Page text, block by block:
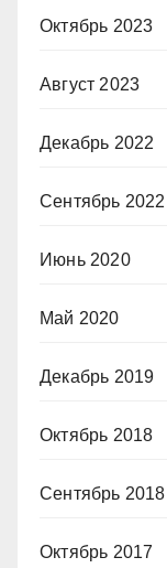
Октябрь 2023
Август 2023
Декабрь 2022
Сентябрь 2022
Июнь 2020
Май 2020
Декабрь 2019
Октябрь 2018
Сентябрь 2018
Октябрь 2017